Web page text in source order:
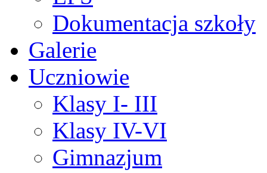
Dokumentacja szkoły
Galerie
Uczniowie
Klasy I- III
Klasy IV-VI
Gimnazjum